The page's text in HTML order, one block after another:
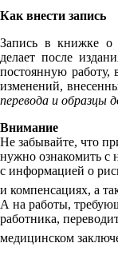
Как внести запись
Запись в книжке о
делает после
постоянную работу,
изменений,
перевода и образцы
Внимание
Не забывайте, что
нужно ознакомить с
с информацией о
и компенсациях, а
А на работы,
работника,
медицинском